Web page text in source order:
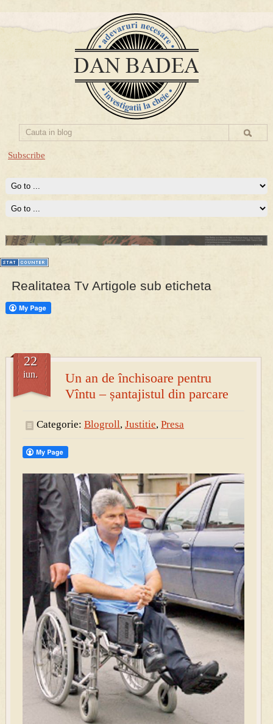
Subscribe
Prima mea carte publicata (Nemira)
Averea Presedintelui: prima lucrare despre controversatele
conturi secrete ale Securitatii.
Realitatea Tv Artigole sub eticheta
Un an de închisoare pentru
Vîntu – șantajistul din parcare
22
iun.
Categorie: Blogroll, Justitie, Presa